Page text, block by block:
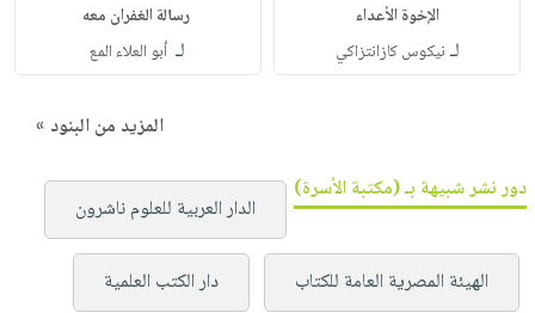
الإخوة الأعداء
لـ نيكوس كازانتزاكي
رسالة الغفران معه
لـ أبو العلاء المع
المزيد من البنود »
دور نشر شبيهة بـ (مكتبة الأسرة)
الدار العربية للعلوم ناشرون
الهيئة المصرية العامة للكتاب دار الكتب العلمية